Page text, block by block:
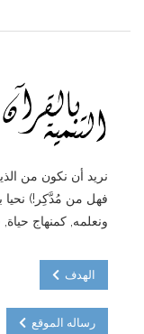
نريد أن نكون من
فهل من مُدَّكِر!) نحيا
ونعلمه, كمنهاج حياة,
الهدف
رساله الموقع